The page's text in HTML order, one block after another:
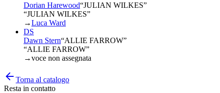
Dorian Harewood“JULIAN WILKES”
“JULIAN WILKES”
→Luca Ward
DS
Dawn Stern“ALLIE FARROW”
“ALLIE FARROW”
→voce non assegnata
Torna al catalogo
Resta in contatto